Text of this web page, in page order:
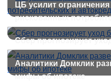
ЦБ усилит
рискованных
автокредитов
Сбер прогнозирует
наличные
Аналитики Домклик
мифы об ипотеке